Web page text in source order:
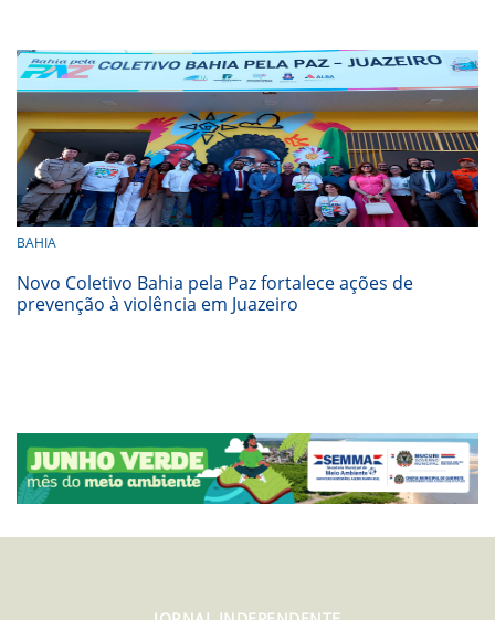
BAHIA
Novo Coletivo Bahia pela Paz fortalece ações de
prevenção à violência em Juazeiro